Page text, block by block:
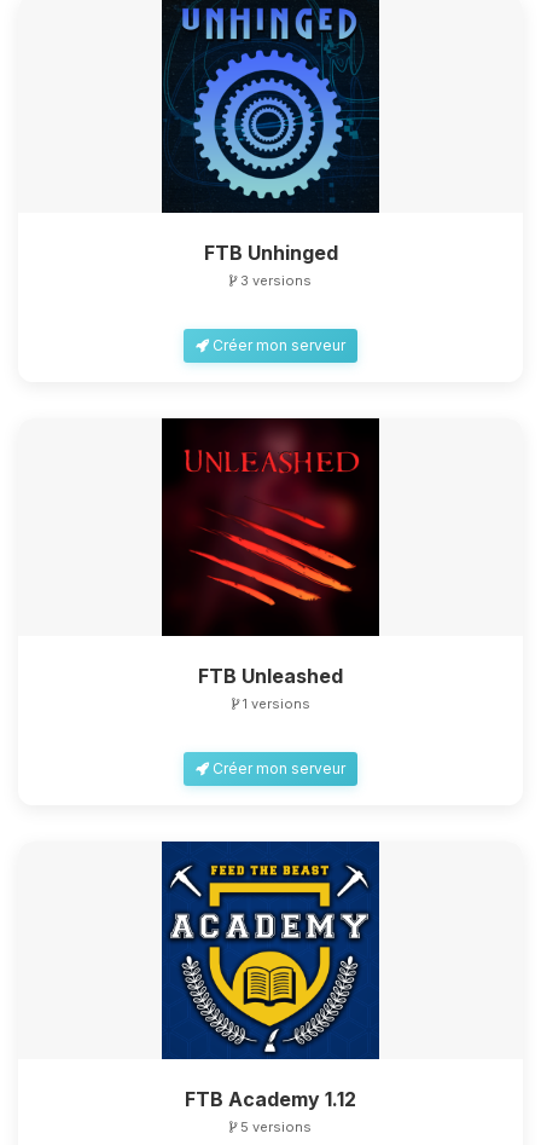
FTB Unhinged
3 versions
Créer mon serveur
FTB Unleashed
1 versions
Créer mon serveur
FTB Academy 1.12
5 versions